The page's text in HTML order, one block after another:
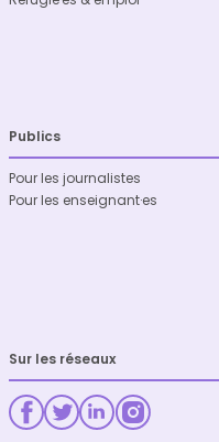
Publics
Pour les journalistes
Pour les enseignant·es
Sur les réseaux